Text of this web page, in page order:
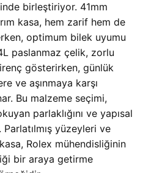
birleştiriyor. 41mm
kasa, hem zarif hem de
optimum bilek uyumu
paslanmaz çelik, zorlu
gösterirken, günlük
ve aşınmaya karşı
Bu malzeme seçimi,
parlaklığını ve yapısal
yüzeyleri ve
Rolex mühendisliğinin
bir araya getirme